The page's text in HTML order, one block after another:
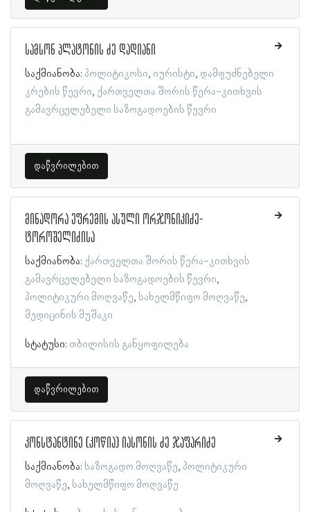
სამსონ პლატონის ძე დადიანი
საქმიანობა: პოლიტიკოსი იურისტი დამფუძნებელი
კრების წევრი ქართველთა შორის წერა-კითხვის
გამავრცელებელი საზოგადოების წევრი
დაწვრილებით
მინადორა ეფრემის ასული ორჯონიკიძე-
ტოროშელიძისა
საქმიანობა: ქართველთა შორის წერა-კითხვის
გამავრცელებელი საზოგადოების წევრი
პოლიტიკური მოღვაწე სახელმწიფო მოღვაწე
მედიცინის მუშაკი
სტატუსი: თბილისის განყოფილება
დაწვრილებით
კონსტანტინე (კოწია) იასონის ძე ჯაფარიძე
საქმიანობა: საზოგადო მოღვაწე პოლიტიკური
მოღვაწე სახელმწიფო მოღვაწე